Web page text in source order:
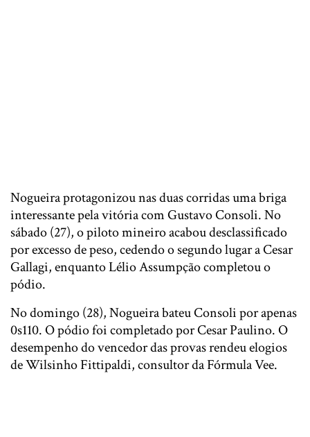
Nogueira protagonizou nas duas corridas uma briga
interessante pela vitória com Gustavo Consoli. No
sábado (27), o piloto mineiro acabou desclassificado
por excesso de peso, cedendo o segundo lugar a Cesar
Gallagi, enquanto Lélio Assumpção completou o
pódio.
No domingo (28), Nogueira bateu Consoli por apenas
0s110. O pódio foi completado por Cesar Paulino. O
desempenho do vencedor das provas rendeu elogios
de Wilsinho Fittipaldi, consultor da Fórmula Vee.